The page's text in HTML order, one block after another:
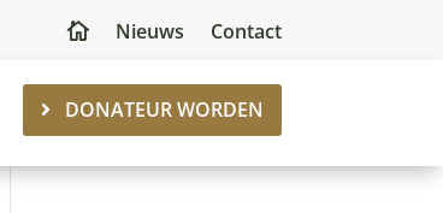
 Nieuws Contact
DONATEUR WORDEN